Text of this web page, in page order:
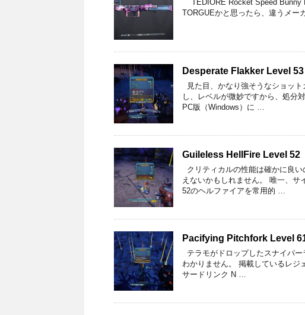
TEDIORE Rocket Speed Bunny
TORGUEかと思ったら、違うメー
Desperate Flakker Level 53
見た目、かなり強そうなショッ
し、レベルが微妙ですから、処分
PC版（Windows）に …
Guileless HellFire Level 52
クリティカルの性能は確かに良
えないかもしれません。 唯一、サ
52のヘルファイアを常用的 …
Pacifying Pitchfork Level
テラモがドロップしたスナイパ
わかりません。 掲載しているレジ
サードリンク N …